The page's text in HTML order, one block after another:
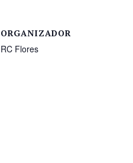
ORGANIZADOR
RC Flores